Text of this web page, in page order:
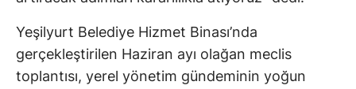
Yeşilyurt Belediye Hizmet Binası’nda
gerçekleştirilen Haziran ayı olağan meclis
toplantısı, yerel yönetim gündeminin yoğun